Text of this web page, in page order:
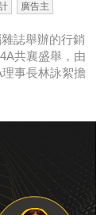
廣告主
誌舉辦的行銷
共襄盛舉，由
事長林詠絮擔
消費揭曉品
麼！